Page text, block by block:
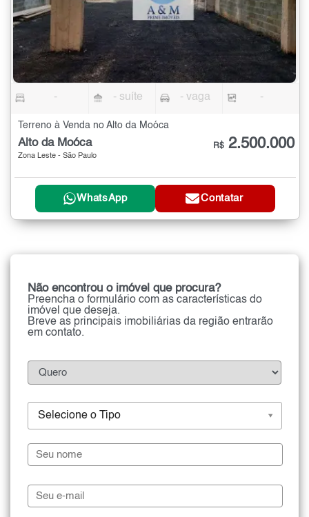
- - suíte - vaga -
Terreno à Venda no Alto da Moóca
Alto da Moóca
Zona Leste - São Paulo
R$ 2.500.000
WhatsApp Contatar
Não encontrou o imóvel que procura?
Preencha o formulário com as características do
imóvel que deseja.
Breve as principais imobiliárias da região entrarão
em contato.
Selecione o Tipo